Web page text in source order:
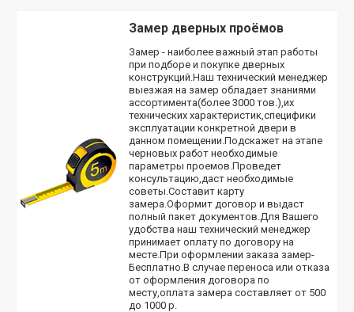
Замер дверных проёмов
Замер - наиболее важный этап работы
при подборе и покупке дверных
конструкций.Наш технический менеджер
выезжая на замер обладает знаниями
ассортимента(более 3000 тов.),их
технических характеристик,специфики
эксплуатации конкретной двери в
данном помещении.Подскажет на этапе
черновых работ необходимые
параметры проемов.Проведет
консультацию,даст необходимые
советы.Составит карту
замера.Оформит договор и выдаст
полный пакет документов.Для Вашего
удобства наш технический менеджер
принимает оплату по договору на
месте.При оформлении заказа замер-
Бесплатно.В случае переноса или отказа
от оформления договора по
месту,оплата замера составляет от 500
до 1000 р.